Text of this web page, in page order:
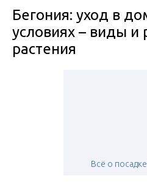
Бегония: уход в
условиях – виды и
растения
Всё о